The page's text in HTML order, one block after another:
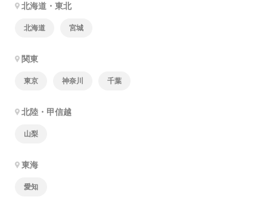
北海道・東北
北海道 宮城
関東
東京 神奈川 千葉
北陸・甲信越
山梨
東海
愛知